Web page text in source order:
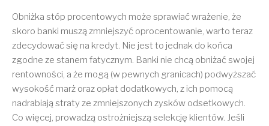
Obniżka stóp procentowych może sprawiać wrażenie, że
skoro banki muszą zmniejszyć oprocentowanie, warto teraz
zdecydować się na kredyt. Nie jest to jednak do końca
zgodne ze stanem fatycznym. Banki nie chcą obniżać swojej
rentowności, a że mogą (w pewnych granicach) podwyższać
wysokość marż oraz opłat dodatkowych, z ich pomocą
nadrabiają straty ze zmniejszonych zysków odsetkowych.
Co więcej, prowadzą ostrożniejszą selekcję klientów. Jeśli